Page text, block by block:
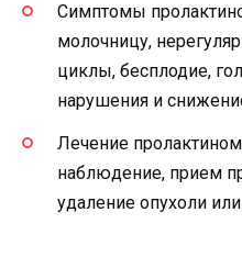
Симптомы
молочницу,
циклы, бесплодие,
нарушения и
Лечение
наблюдение, прием
удаление опухоли